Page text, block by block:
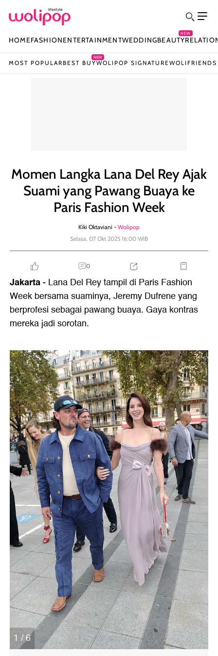
HOMEFASHIONENTERTAINMENTWEDDINGBEAUTY
NEW
MOST POPULAR BEST BUY
NEW
WOLIPOP SIGNATUREWOLIFRIENDS
Momen Langka Lana Del Rey Ajak
Suami yang Pawang Buaya ke
Paris Fashion Week
Kiki Oktaviani - Wolipop
Selasa, 07 Okt 2025 16:00 WIB
0
Jakarta- Lana Del Rey tampil di Paris Fashion
Week bersama suaminya, Jeremy Dufrene yang
berprofesi sebagai pawang buaya. Gaya kontras
mereka jadi sorotan.
1 / 6